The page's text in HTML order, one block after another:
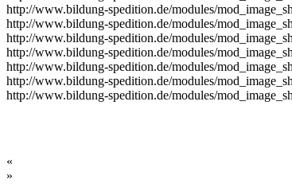
http://www.bildung-spedition.de/modules/
http://www.bildung-spedition.de/modules/
http://www.bildung-spedition.de/modules/
http://www.bildung-spedition.de/modules/
http://www.bildung-spedition.de/modules/
http://www.bildung-spedition.de/modules/
http://www.bildung-spedition.de/modules/
«
»